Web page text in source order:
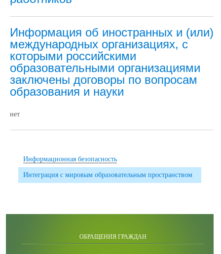
Информация об иностранных и (или)
международных организациях, с
которыми российскими
образовательными организациями
заключены договоры по вопросам
образования и науки
нет
Информационная безопасность
Интеграция с мировым образовательным пространством
ОБРАЩЕНИЯ ГРАЖДАН